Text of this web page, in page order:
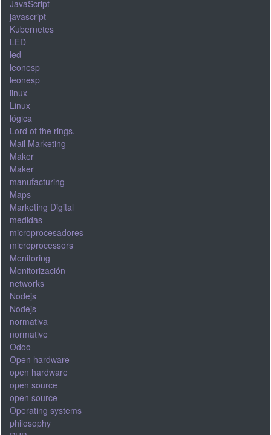
JavaScript
javascript
Kubernetes
LED
led
leonesp
leonesp
linux
Linux
lógica
Lord of the rings.
Mail Marketing
Maker
Maker
manufacturing
Maps
Marketing Digital
medidas
microprocesadores
microprocessors
Monitoring
Monitorización
networks
Nodejs
Nodejs
normativa
normative
Odoo
Open hardware
open hardware
open source
open source
Operating systems
philosophy